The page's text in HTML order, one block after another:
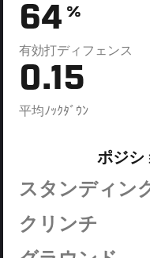
64 %
有効打ディフェンス
0.15
平均ﾉｯｸﾀﾞｳﾝ
ポジシ
スタンディン
クリンチ